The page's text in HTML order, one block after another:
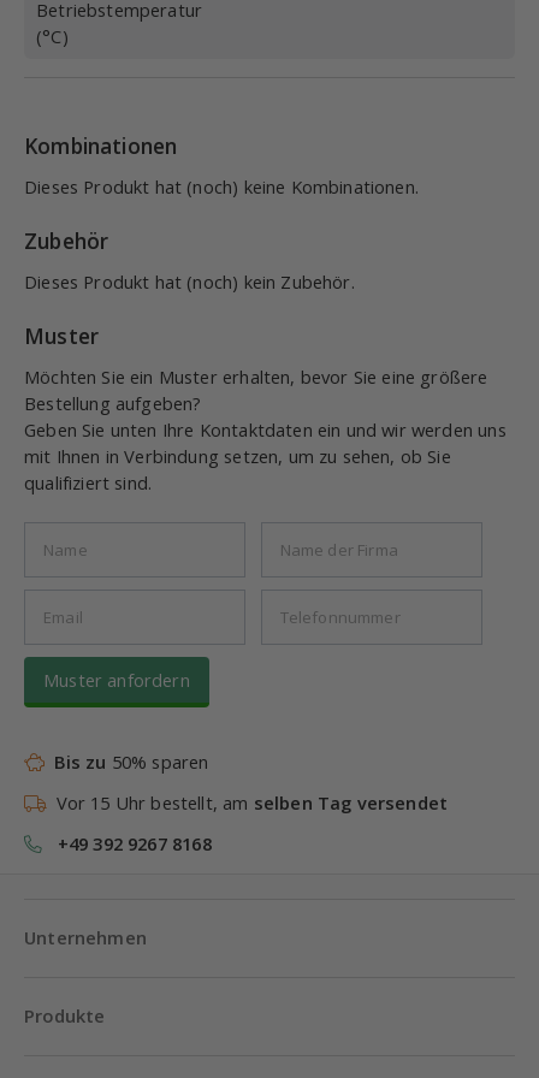
Betriebstemperatur
(°C)
Kombinationen
Dieses Produkt hat (noch) keine Kombinationen.
Zubehör
Dieses Produkt hat (noch) kein Zubehör.
Muster
Möchten Sie ein Muster erhalten, bevor Sie eine größere
Bestellung aufgeben?
Geben Sie unten Ihre Kontaktdaten ein und wir werden uns
mit Ihnen in Verbindung setzen, um zu sehen, ob Sie
qualifiziert sind.
Muster anfordern
Bis zu 50% sparen
Vor 15 Uhr bestellt, am selben Tag versendet
+49 392 9267 8168
Unternehmen
Produkte